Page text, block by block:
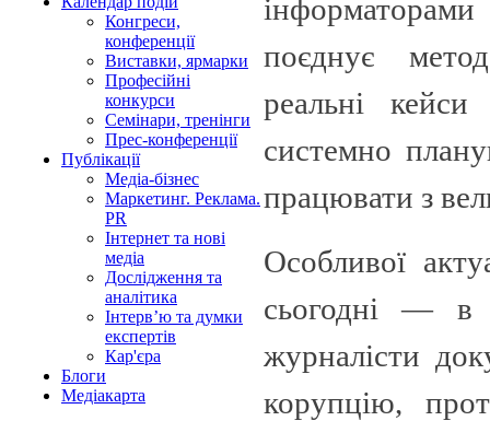
Конгреси,
конференції
Виставки, ярмарки
Професійні
конкурси
Семінари, тренінги
Прес-конференції
Публікації
Медіа-бізнес
Маркетинг. Реклама.
PR
Інтернет та нові
медіа
Дослідження та
аналітика
Інтерв’ю та думки
експертів
Кар'єра
Блоги
Медіакарта
поєднує
реальні
системно
працювати з
Особливої
сьогодні — в
журналісти
корупцію,